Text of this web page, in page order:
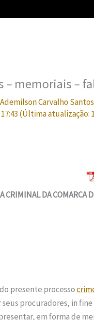
– memoriais –
Carvalho Santos
(Última atualização:
CRIMINAL DA COMARCA
presente processo
procuradores, in
em forma de